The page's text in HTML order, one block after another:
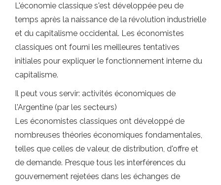
L'économie classique s'est développée peu de
temps après la naissance de la révolution industrielle
et du capitalisme occidental. Les économistes
classiques ont fourni les meilleures tentatives
initiales pour expliquer le fonctionnement interne du
capitalisme.
Il peut vous servir: activités économiques de
l'Argentine (par les secteurs)
Les économistes classiques ont développé de
nombreuses théories économiques fondamentales,
telles que celles de valeur, de distribution, d'offre et
de demande. Presque tous les interférences du
gouvernement rejetées dans les échanges de